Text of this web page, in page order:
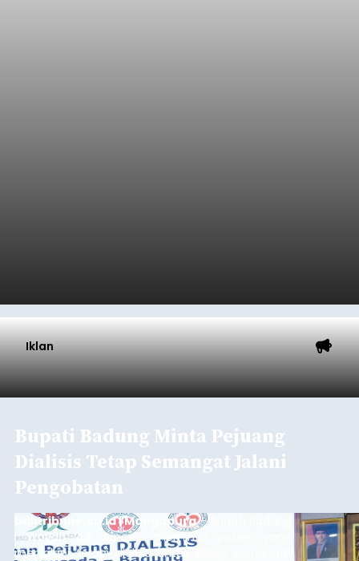
Iklan
Bupati Badung Minta Pejuang
Dialisis Tetap Semangat Jalani
Pengobatan
balitribune.co.id | Mangupura- Bupati Badung
I Wayan Adi Arnawa meminta pasien yang
menjalani terapi dialisis untuk tetap semangat